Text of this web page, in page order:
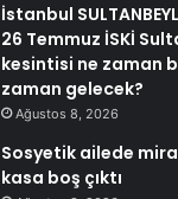
İstanbul
26 Temmuz İSKİ
kesintisi ne zaman
zaman gelecek?
Ağustos 8, 2026
Sosyetik ailede
kasa boş çıktı